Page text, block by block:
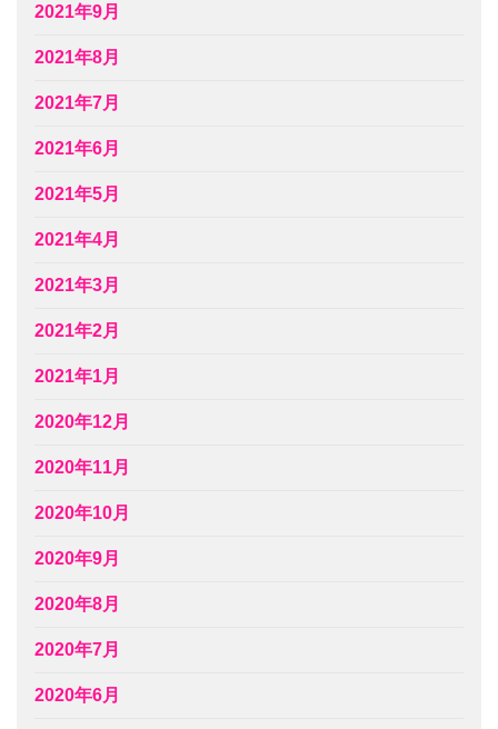
2021年9月
2021年8月
2021年7月
2021年6月
2021年5月
2021年4月
2021年3月
2021年2月
2021年1月
2020年12月
2020年11月
2020年10月
2020年9月
2020年8月
2020年7月
2020年6月